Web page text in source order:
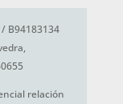
B94183134
relación